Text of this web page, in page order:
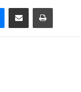
Messenger
Compartilhar via e-mail Imprimir